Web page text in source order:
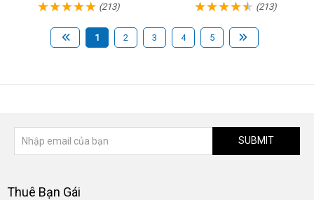
(213) (213)
1 2 3 4 5
SUBMIT
Thuê Bạn Gái